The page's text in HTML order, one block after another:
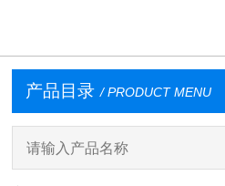
产品目录 / PRODUCT MENU